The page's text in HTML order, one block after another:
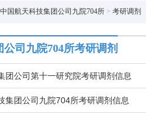
中国航天科技集团公司九院704所 > 考研调剂
司九院704所考研调剂
团公司第十一研究院考研调剂信息
集团公司九院704所考研调剂信息